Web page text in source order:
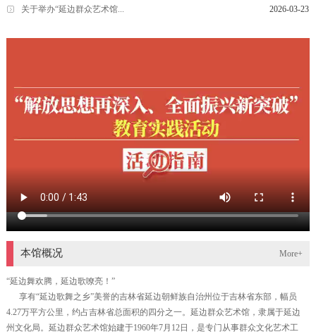
关于举办“延边群众艺术馆... 2026-03-23
本馆概况 More+
“延边舞欢腾，延边歌嘹亮！”
享有“延边歌舞之乡”美誉的吉林省延边朝鲜族自治州位于吉林省东部，幅员
4.27万平方公里，约占吉林省总面积的四分之一。延边群众艺术馆，隶属于延边
州文化局。延边群众艺术馆始建于1960年7月12日，是专门从事群众文化艺术工